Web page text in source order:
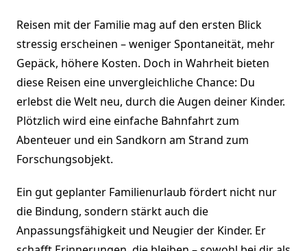
Reisen mit der Familie mag auf den ersten Blick
stressig erscheinen – weniger Spontaneität, mehr
Gepäck, höhere Kosten. Doch in Wahrheit bieten
diese Reisen eine unvergleichliche Chance: Du
erlebst die Welt neu, durch die Augen deiner Kinder.
Plötzlich wird eine einfache Bahnfahrt zum
Abenteuer und ein Sandkorn am Strand zum
Forschungsobjekt.
Ein gut geplanter Familienurlaub fördert nicht nur
die Bindung, sondern stärkt auch die
Anpassungsfähigkeit und Neugier der Kinder. Er